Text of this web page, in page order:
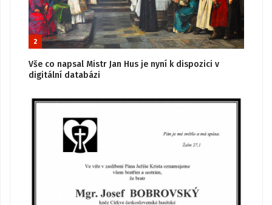
2
Vše co napsal Mistr Jan Hus je nyní k dispozici v
digitální databázi